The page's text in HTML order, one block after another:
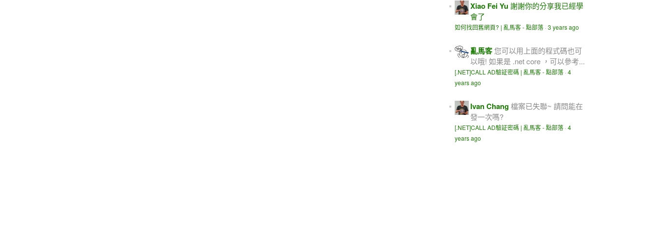
Xiao Fei Yu謝謝你的分享我已經學
會了
如何找回舊網頁? | 亂馬客 - 點部落 · 3 years ago
亂馬客 您可以用上面的程式碼也可
以哦! 如果是 .net core ，可以參考...
[.NET]CALL AD驗証密碼 | 亂馬客 - 點部落 · 4
years ago
Ivan Chang檔案已失聯~ 請問能在
發一次嗎?
[.NET]CALL AD驗証密碼 | 亂馬客 - 點部落 · 4
years ago